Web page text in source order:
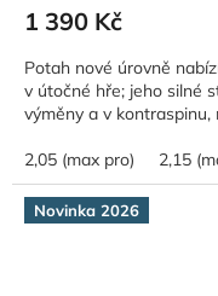
1 390 Kč
Potah nové úrovně
v útočné hře; jeho silné
výměny a v
2,05 (max pro) 2,15
Novinka 2026